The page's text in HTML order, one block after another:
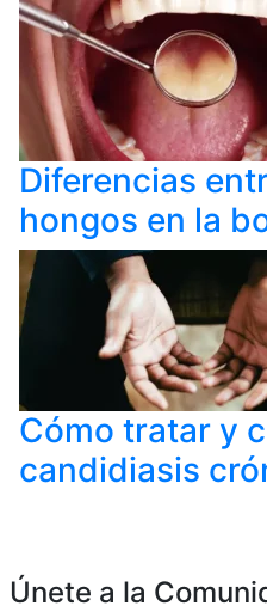
Diferencias
hongos en la
Cómo tratar y
candidiasis
Únete a la